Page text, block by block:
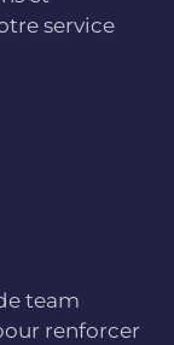
service
team
renforcer